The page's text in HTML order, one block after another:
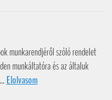
munkarendjéről szóló rendelet
munkáltatóra és az általuk
Elolvasom